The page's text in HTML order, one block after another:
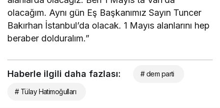
olacağım. Aynı gün Eş Başkanımız Sayın Tuncer
Bakırhan İstanbul’da olacak. 1 Mayıs alanlarını hep
beraber dolduralım.”
Haberle ilgili daha fazlası: # dem parti
# Tülay Hatimoğulları